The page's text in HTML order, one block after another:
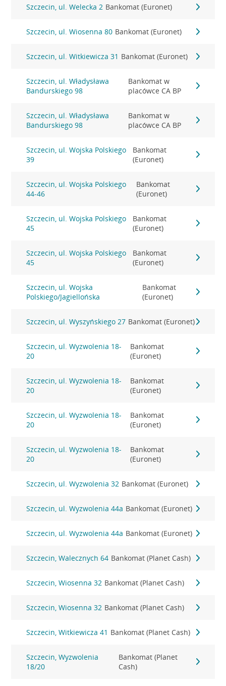
Szczecin, ul. Welecka 2 Bankomat (Euronet)
Szczecin, ul. Wiosenna 80 Bankomat (Euronet)
Szczecin, ul. Witkiewicza 31 Bankomat (Euronet)
Szczecin, ul. Władysława
Bandurskiego 98
Bankomat w
placówce CA BP
Szczecin, ul. Władysława
Bandurskiego 98
Bankomat w
placówce CA BP
Szczecin, ul. Wojska Polskiego
39
Bankomat
(Euronet)
Szczecin, ul. Wojska Polskiego
44-46
Bankomat
(Euronet)
Szczecin, ul. Wojska Polskiego
45
Bankomat
(Euronet)
Szczecin, ul. Wojska Polskiego
45
Bankomat
(Euronet)
Szczecin, ul. Wojska
Polskiego/Jagiellońska
Bankomat
(Euronet)
Szczecin, ul. Wyszyńskiego 27 Bankomat (Euronet)
Szczecin, ul. Wyzwolenia 18-
20
Bankomat
(Euronet)
Szczecin, ul. Wyzwolenia 18-
20
Bankomat
(Euronet)
Szczecin, ul. Wyzwolenia 18-
20
Bankomat
(Euronet)
Szczecin, ul. Wyzwolenia 18-
20
Bankomat
(Euronet)
Szczecin, ul. Wyzwolenia 32 Bankomat (Euronet)
Szczecin, ul. Wyzwolenia 44a Bankomat (Euronet)
Szczecin, ul. Wyzwolenia 44a Bankomat (Euronet)
Szczecin, Walecznych 64 Bankomat (Planet Cash)
Szczecin, Wiosenna 32 Bankomat (Planet Cash)
Szczecin, Wiosenna 32 Bankomat (Planet Cash)
Szczecin, Witkiewicza 41 Bankomat (Planet Cash)
Szczecin, Wyzwolenia
18/20
Bankomat (Planet
Cash)